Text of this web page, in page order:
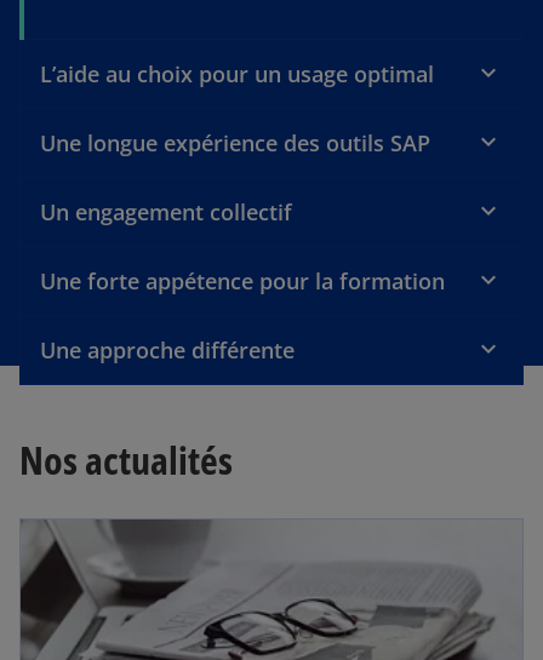
L’aide au choix pour un usage optimal
Une longue expérience des outils SAP
Un engagement collectif
Une forte appétence pour la formation
Une approche différente
Nos actualités